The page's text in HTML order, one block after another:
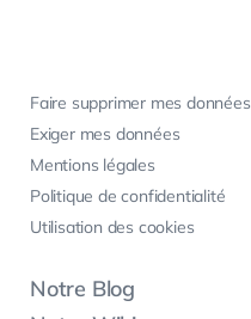
Faire supprimer mes données
Exiger mes données
Mentions légales
Politique de confidentialité
Utilisation des cookies
Notre Blog